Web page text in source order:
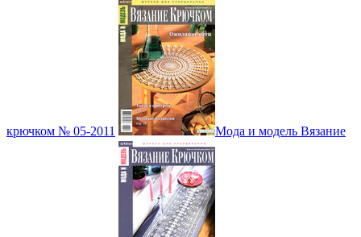
крючком № 05-2011 Мода и модель Вязание